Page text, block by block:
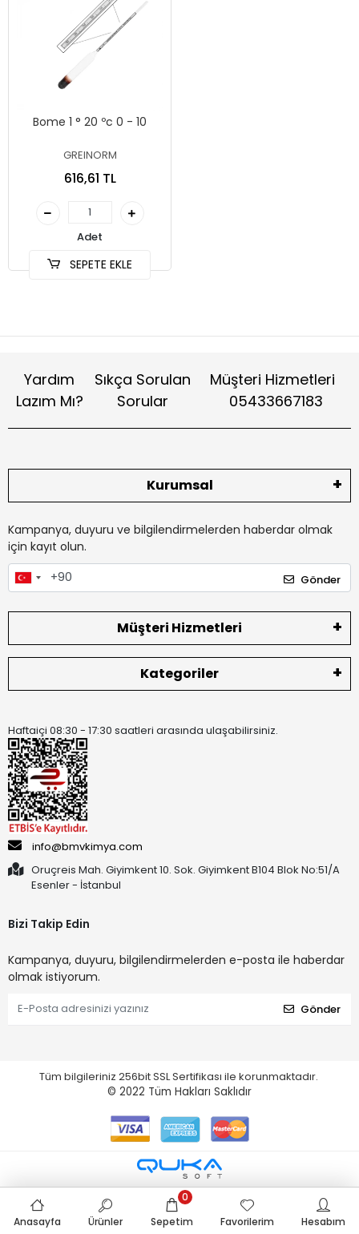
Bome 1 ° 20 ºc 0 - 10
GREINORM
616,61 TL
Adet
SEPETE EKLE
Yardım
Lazım Mı?
Sıkça Sorulan
Sorular
Müşteri Hizmetleri
05433667183
Kurumsal
Kampanya, duyuru ve bilgilendirmelerden haberdar olmak
için kayıt olun.
Gönder
Müşteri Hizmetleri
Kategoriler
Haftaiçi 08:30 - 17:30 saatleri arasında ulaşabilirsiniz.
info@bmvkimya.com
Oruçreis Mah. Giyimkent 10. Sok. Giyimkent B104 Blok No:51/A
Esenler - İstanbul
Bizi Takip Edin
Kampanya, duyuru, bilgilendirmelerden e-posta ile haberdar
olmak istiyorum.
Gönder
Tüm bilgileriniz 256bit SSL Sertifikası ile korunmaktadır.
© 2022 Tüm Hakları Saklıdır
Anasayfa Ürünler Sepetim
0
Favorilerim
Hesabım